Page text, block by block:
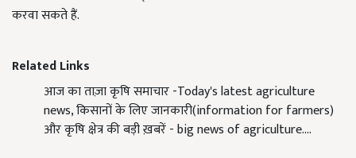
करवा सकते हैं.
Related Links
आज का ताज़ा कृषि समाचार -Today's latest agriculture
news, किसानों के लिए जानकारी(information for farmers)
और कृषि क्षेत्र की बड़ी ख़बरें - big news of agriculture.…